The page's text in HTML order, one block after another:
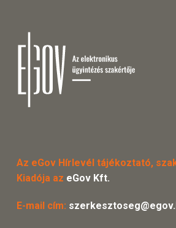
Az eGov Hírlevél tájékoztató,
Kiadója az eGov Kft.
E-mail cím: